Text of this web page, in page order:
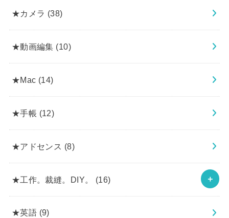
★カメラ (38)
★動画編集 (10)
★Mac (14)
★手帳 (12)
★アドセンス (8)
★工作。裁縫。DIY。 (16)
★英語 (9)